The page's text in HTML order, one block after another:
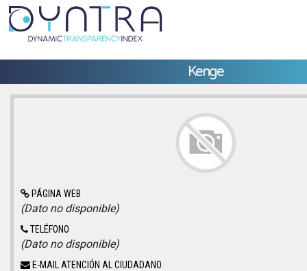
Kenge
PÁGINA WEB
(Dato no disponible)
TELÉFONO
(Dato no disponible)
E-MAIL ATENCIÓN AL CIUDADANO